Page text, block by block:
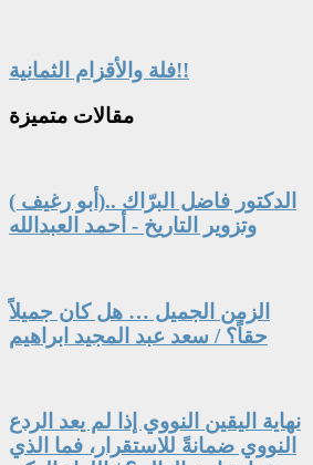
فلة والأقزام الثمانية!!
مقالات متميزة
الدكتور فاضل البرّاك ..(أبو رغيف )
وتزوير التاريخ - أحمد العبدالله
الزمن الجميل … هل كان جميلاً
حقاً؟ / سعد عبد المجيد ابراهيم
نهاية اليقين النووي إذا لم يعد الردع
النووي ضمانةً للاستقرار، فما الذي